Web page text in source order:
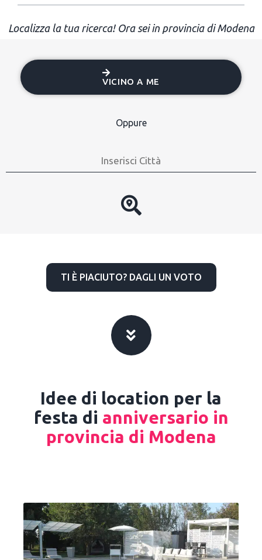
Localizza la tua ricerca! Ora sei in provincia di Modena
VICINO A ME
Oppure
TI È PIACIUTO? DAGLI UN VOTO
Idee di location per la
festa di anniversario in
provincia di Modena